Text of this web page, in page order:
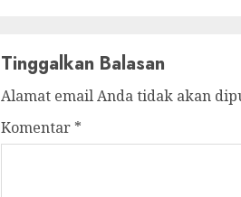
Tinggalkan Balasan
Alamat email Anda tidak akan
Komentar *